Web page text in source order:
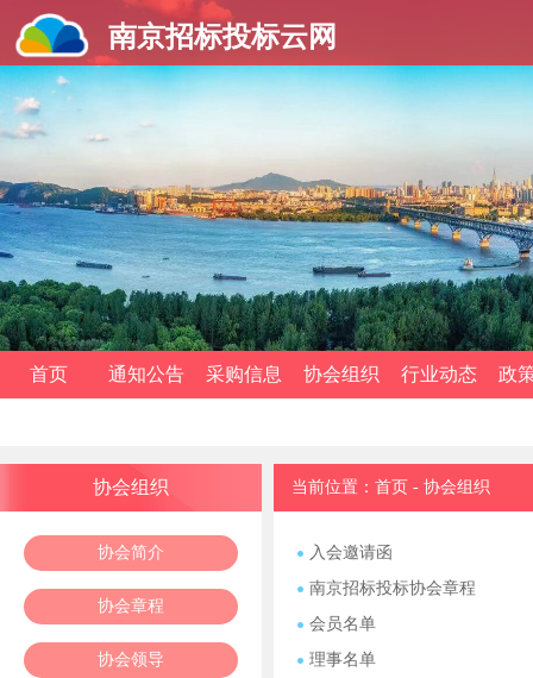
南京招标投标云网
首页 通知公告 采购信息 协会组织 行业动态 政
协会组织
协会简介
协会章程
协会领导
当前位置： 首页 - 协会组织
入会邀请函
南京招标投标协会章程
会员名单
理事名单